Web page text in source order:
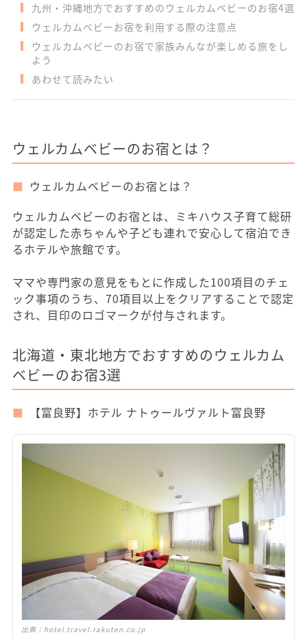
九州・沖縄地方でおすすめのウェルカムベビーのお宿4選
ウェルカムベビーお宿を利用する際の注意点
ウェルカムベビーのお宿で家族みんなが楽しめる旅をし
よう
あわせて読みたい
ウェルカムベビーのお宿とは？
ウェルカムベビーのお宿とは？
ウェルカムベビーのお宿とは、ミキハウス子育て総研
が認定した赤ちゃんや子ども連れで安心して宿泊でき
るホテルや旅館です。
ママや専門家の意見をもとに作成した100項目のチェ
ック事項のうち、70項目以上をクリアすることで認定
され、目印のロゴマークが付与されます。
北海道・東北地方でおすすめのウェルカム
ベビーのお宿3選
【富良野】ホテル ナトゥールヴァルト富良野
出典： hotel.travel.rakuten.co.jp